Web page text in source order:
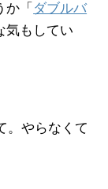
か「 ダブルバ
気もしてい
。やらなくて